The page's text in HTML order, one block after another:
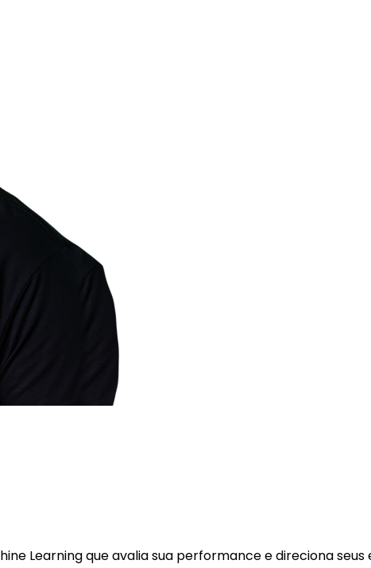
Learning que avalia sua performance e direciona